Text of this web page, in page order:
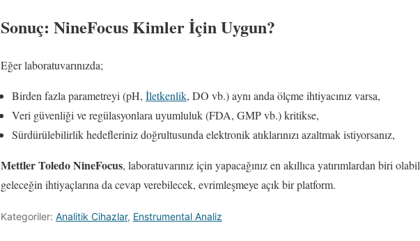
Sonuç: NineFocus Kimler İçin Uygun?
Eğer laboratuvarınızda;
Birden fazla parametreyi (pH, İletkenlik, DO vb.) aynı anda ölçme ihtiyacınız varsa,
Veri güvenliği ve regülasyonlara uyumluluk (FDA, GMP vb.) kritikse,
Sürdürülebilirlik hedefleriniz doğrultusunda elektronik atıklarınızı azaltmak istiyorsanız,
Mettler Toledo NineFocus, laboratuvarınız için yapacağınız en akıllıca yatırımlardan biri
geleceğin ihtiyaçlarına da cevap verebilecek, evrimleşmeye açık bir platform.
Kategoriler: Analitik Cihazlar, Enstrumental Analiz